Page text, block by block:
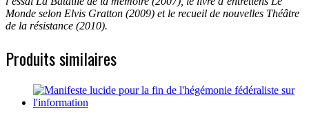
Monde selon Elvis Gratton (2009) et le recueil de nouvelles Théâtre
de la résistance (2010).
Produits similaires